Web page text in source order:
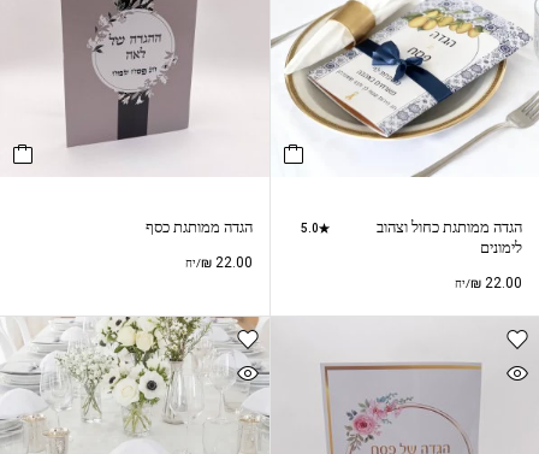
הגדה ממותגת כחול וצהוב
לימונים
5.0
₪ 22.00 /יח
הגדה ממותגת כסף
₪22.00 /יח